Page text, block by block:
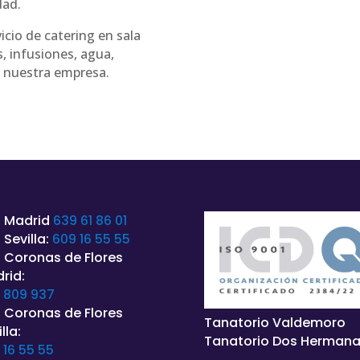
de catering en sala
infusiones, agua,
empresa.
Madrid 639 61 86 01
609 16 55 55
Coronas de Flores
937
Coronas de Flores
55 55
Tanatorio Valdemoro
Tanatorio Dos